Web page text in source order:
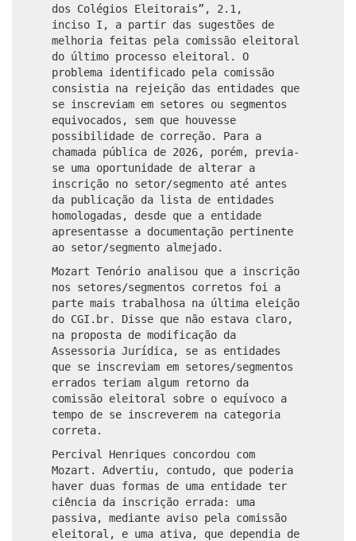
dos Colégios Eleitorais”, 2.1,
inciso I, a partir das sugestões de
melhoria feitas pela comissão eleitoral
do último processo eleitoral. O
problema identificado pela comissão
consistia na rejeição das entidades que
se inscreviam em setores ou segmentos
equivocados, sem que houvesse
possibilidade de correção. Para a
chamada pública de 2026, porém, previa-
se uma oportunidade de alterar a
inscrição no setor/segmento até antes
da publicação da lista de entidades
homologadas, desde que a entidade
apresentasse a documentação pertinente
ao setor/segmento almejado.
Mozart Tenório analisou que a inscrição
nos setores/segmentos corretos foi a
parte mais trabalhosa na última eleição
do CGI.br. Disse que não estava claro,
na proposta de modificação da
Assessoria Jurídica, se as entidades
que se inscreviam em setores/segmentos
errados teriam algum retorno da
comissão eleitoral sobre o equívoco a
tempo de se inscreverem na categoria
correta.
Percival Henriques concordou com
Mozart. Advertiu, contudo, que poderia
haver duas formas de uma entidade ter
ciência da inscrição errada: uma
passiva, mediante aviso pela comissão
eleitoral, e uma ativa, que dependia de